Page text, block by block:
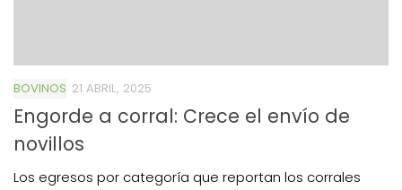
BOVINOS 21 ABRIL, 2025
Engorde a corral: Crece el envío de
novillos
Los egresos por categoría que reportan los corrales